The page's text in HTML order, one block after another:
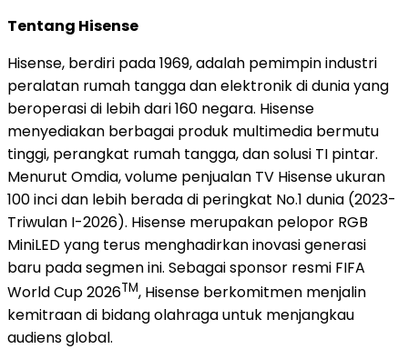
Tentang Hisense
Hisense, berdiri pada 1969, adalah pemimpin industri
peralatan rumah tangga dan elektronik di dunia yang
beroperasi di lebih dari 160 negara. Hisense
menyediakan berbagai produk multimedia bermutu
tinggi, perangkat rumah tangga, dan solusi TI pintar.
Menurut Omdia, volume penjualan TV Hisense ukuran
100 inci dan lebih berada di peringkat No.1 dunia (2023-
Triwulan I-2026). Hisense merupakan pelopor RGB
MiniLED yang terus menghadirkan inovasi generasi
baru pada segmen ini. Sebagai sponsor resmi FIFA
World Cup 2026TM, Hisense berkomitmen menjalin
kemitraan di bidang olahraga untuk menjangkau
audiens global.